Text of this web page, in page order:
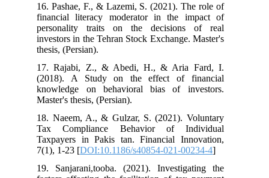
16. Pashae, F., & Lazemi, S. (2021). The role of
financial literacy moderator in the impact of
personality traits on the decisions of real
investors in the Tehran Stock Exchange. Master's
thesis, (Persian).
17. Rajabi, Z., & Abedi, H., & Aria Fard, I.
(2018). A Study on the effect of financial
knowledge on behavioral bias of investors.
Master's thesis, (Persian).
18. Naeem, A., & Gulzar, S. (2021). Voluntary
Tax Compliance Behavior of Individual
Taxpayers in Pakis tan. Financial Innovation,
7(1), 1-23 [DOI:10.1186/s40854-021-00234-4
19. Sanjarani,tooba. (2021). Investigating the